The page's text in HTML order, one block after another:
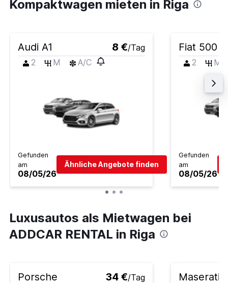
Kompaktwagen mieten in Riga
Audi A1 8 €/Tag
2
M A/C
Gefunden
am
08/05/26
Ähnliche Angebote finden
Fiat 500
2 M
Gefunden
am
08/05/26
Luxusautos als Mietwagen bei
ADDCAR RENTAL in Riga
Porsche
34 €/Tag Maserati